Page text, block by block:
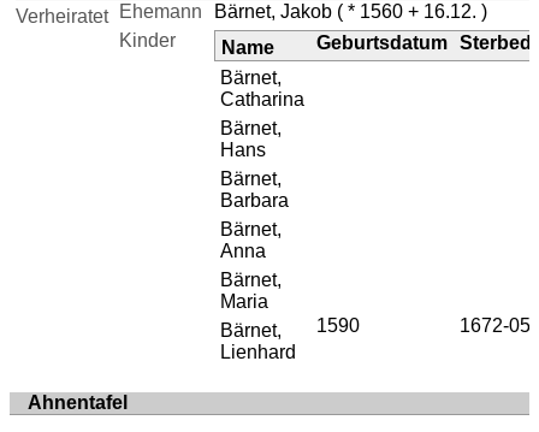
Verheiratet
Ehemann Bärnet, Jakob ( * 1560 + 16.12. )
Kinder
Name Geburtsdatum
Bärnet,
Catharina
Bärnet,
Hans
Bärnet,
Barbara
Bärnet,
Anna
Bärnet,
Maria
Bärnet,
Lienhard
1590 1672-
Ahnentafel